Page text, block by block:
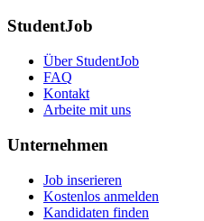
StudentJob
Über StudentJob
FAQ
Kontakt
Arbeite mit uns
Unternehmen
Job inserieren
Kostenlos anmelden
Kandidaten finden